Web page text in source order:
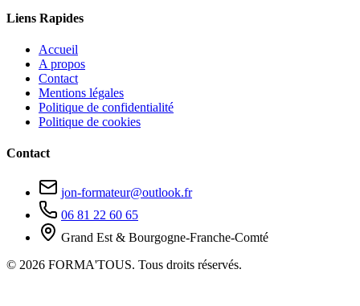
Liens Rapides
Accueil
A propos
Contact
Mentions légales
Politique de confidentialité
Politique de cookies
Contact
jon-formateur@outlook.fr
06 81 22 60 65
Grand Est & Bourgogne-Franche-Comté
© 2026 FORMA'TOUS. Tous droits réservés.